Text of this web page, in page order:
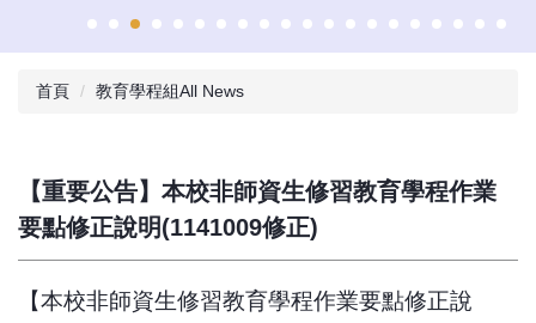
首頁 教育學程組All News
【重要公告】本校非師資生修習教育學程作業
要點修正說明(1141009修正)
【本校非師資生修習教育學程作業要點修正說